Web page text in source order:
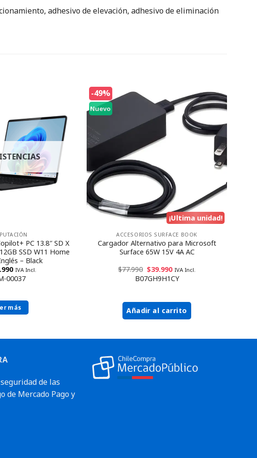
adhesivo de elevación, adhesivo de eliminación
PC 13.8″ SD X
SSD W11 Home
– Black
IVA Incl.
00037
más
-49%
Nuevo
¡Ultima unidad!
ACCESORIOS SURFACE BOOK
Cargador Alternativo para Microsoft
Surface 65W 15V 4A AC
$77.990 $39.990 IVA Incl.
B07GH9H1CY
Añadir al carrito
de las
de Mercado Pago y